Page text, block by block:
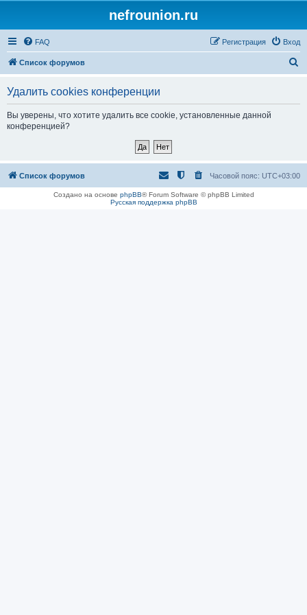
nefrounion.ru
FAQ Вход
Регистрация
Список форумов
Удалить cookies конференции
Вы уверены, что хотите удалить все cookie, установленные данной
конференцией?
Список форумов Часовой пояс: UTC+03:00
Создано на основе phpBB® Forum Software © phpBB Limited
Русская поддержка phpBB